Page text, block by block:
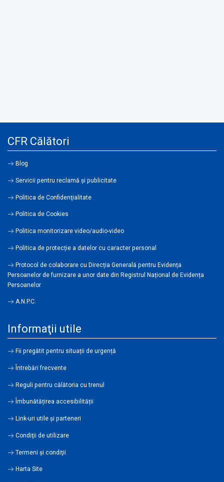
CFR Călători
Blog
Servicii pentru reclamă și publicitate
Politica de Confidenţialitate
Politica de Cookies
Politica monitorizare video/audio-video
Politica de protecție a datelor cu caracter personal
Protocol de colaborare cu Direcția Generală pentru Evidența
Persoanelor de furnizare a unor date din Registrul Național de Evidența
Persoanelor
A.N.P.C.
Informaţii utile
Fii pregătit pentru situații de urgență
Întrebări frecvente
Reguli pentru călătoria cu trenul
Îmbunătățirea accesibilității
Link-uri utile şi parteneri
Condiţii de utilizare
Termeni şi condiţii
Harta Site